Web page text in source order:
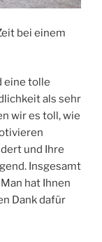
bei einem
eine tolle
als sehr
wir es toll, wie
und Ihre
Insgesamt
hat Ihnen
Dank dafür